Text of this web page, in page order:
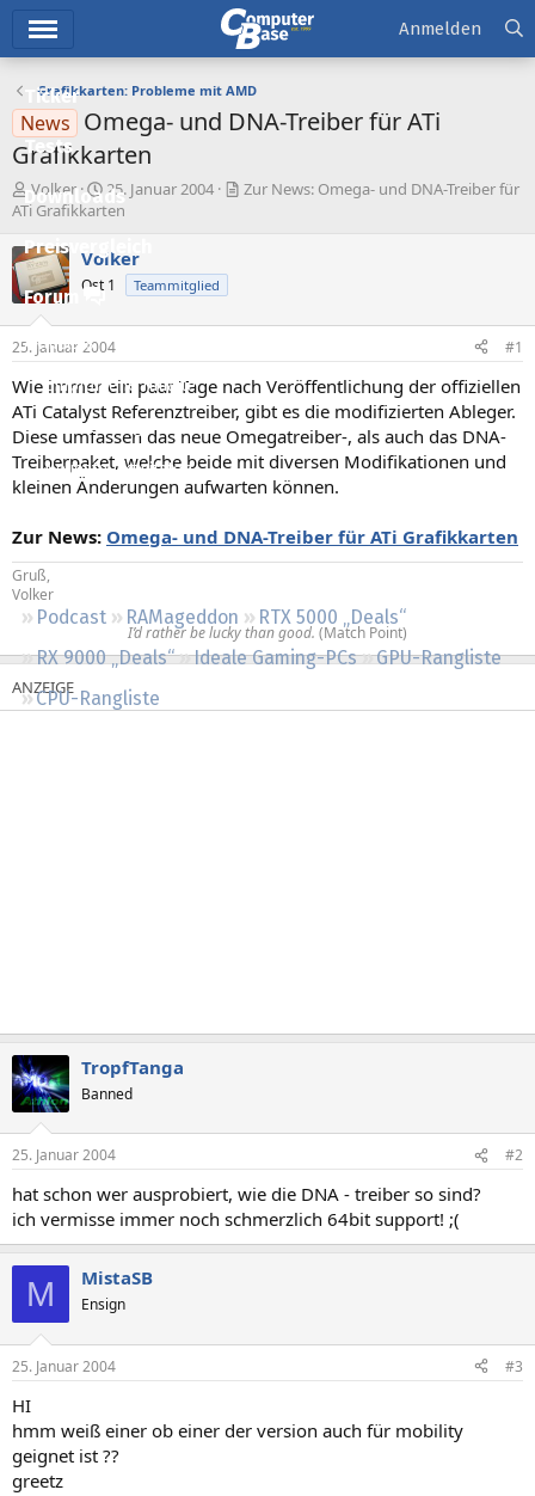
Ticker
Tests
Downloads
Preisvergleich
Forum
Aktuelles
Empfohlene Inhalte
Neue Beiträge
Neueste Aktivitäten
Podcast RAMageddon
RTX 5000 „Deals“
RX 9000 „Deals“
Ideale Gaming-PCs
GPU-Rangliste
CPU-Rangliste
Anmelden
Grafikkarten: Probleme mit AMD
News Omega- und DNA-Treiber für ATi
Grafikkarten
E
r
t
e
l
e
r
Volker
E
r
t
t
a
m
25. Januar 2004
Zur News: Omega- und DNA-Treiber für
ATi Grafikkarten
Volker
Ost 1 Teammitglied
25. Januar 2004 #1
Wie immer ein paar Tage nach Veröffentlichung der offiziellen
ATi Catalyst Referenztreiber, gibt es die modifizierten Ableger.
Diese umfassen das neue Omegatreiber-, als auch das DNA-
Treiberpaket, welche beide mit diversen Modifikationen und
kleinen Änderungen aufwarten können.
Zur News: Omega- und DNA-Treiber für ATi Grafikkarten
Gruß,
Volker
I’d rather be lucky than good. (Match Point)​
TropfTanga
Banned
25. Januar 2004 #2
hat schon wer ausprobiert, wie die DNA - treiber so sind?
ich vermisse immer noch schmerzlich 64bit support! ;(
M MistaSB
Ensign
25. Januar 2004 #3
HI
hmm weiß einer ob einer der version auch für mobility
geignet ist ??
greetz